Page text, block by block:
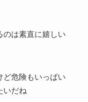
のは素直に嬉しい
ど危険もいっぱい
いだね